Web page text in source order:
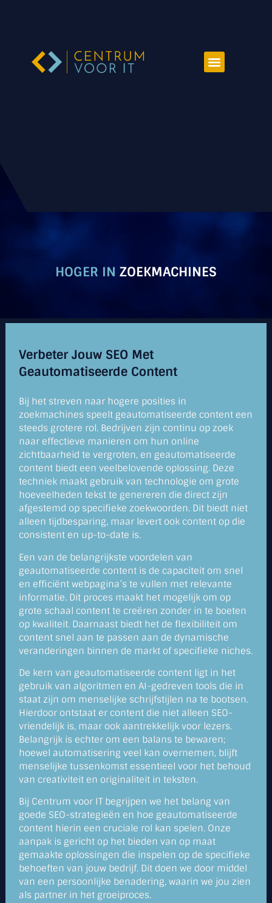
HOGER IN ZOEKMACHINES
Verbeter Jouw SEO Met
Geautomatiseerde Content
Bij het streven naar hogere posities in
zoekmachines speelt geautomatiseerde content een
steeds grotere rol. Bedrijven zijn continu op zoek
naar effectieve manieren om hun online
zichtbaarheid te vergroten, en geautomatiseerde
content biedt een veelbelovende oplossing. Deze
techniek maakt gebruik van technologie om grote
hoeveelheden tekst te genereren die direct zijn
afgestemd op specifieke zoekwoorden. Dit biedt niet
alleen tijdbesparing, maar levert ook content op die
consistent en up-to-date is.
Een van de belangrijkste voordelen van
geautomatiseerde content is de capaciteit om snel
en efficiënt webpagina’s te vullen met relevante
informatie. Dit proces maakt het mogelijk om op
grote schaal content te creëren zonder in te boeten
op kwaliteit. Daarnaast biedt het de flexibiliteit om
content snel aan te passen aan de dynamische
veranderingen binnen de markt of specifieke niches.
De kern van geautomatiseerde content ligt in het
gebruik van algoritmen en AI-gedreven tools die in
staat zijn om menselijke schrijfstijlen na te bootsen.
Hierdoor ontstaat er content die niet alleen SEO-
vriendelijk is, maar ook aantrekkelijk voor lezers.
Belangrijk is echter om een balans te bewaren;
hoewel automatisering veel kan overnemen, blijft
menselijke tussenkomst essentieel voor het behoud
van creativiteit en originaliteit in teksten.
Bij Centrum voor IT begrijpen we het belang van
goede SEO-strategieën en hoe geautomatiseerde
content hierin een cruciale rol kan spelen. Onze
aanpak is gericht op het bieden van op maat
gemaakte oplossingen die inspelen op de specifieke
behoeften van jouw bedrijf. Dit doen we door middel
van een persoonlijke benadering, waarin we jou zien
als partner in het groeiproces.